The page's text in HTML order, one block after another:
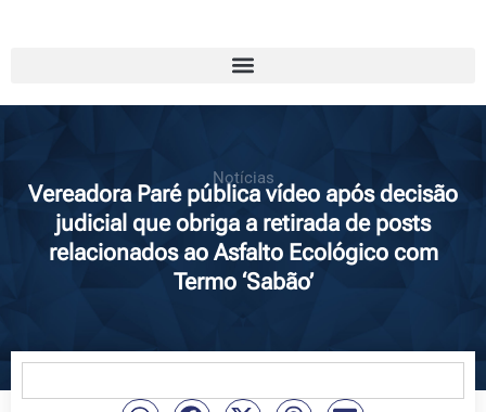
Notícias
Vereadora Paré pública vídeo após decisão
judicial que obriga a retirada de posts
relacionados ao Asfalto Ecológico com
Termo ‘Sabão’